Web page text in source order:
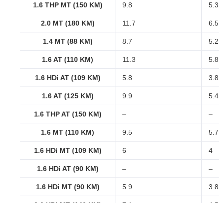
1.6 THP MT (150 KM) 9.8 5.3
2.0 MT (180 KM) 11.7 6.5
1.4 MT (88 KM) 8.7 5.2
1.6 AT (110 KM) 11.3 5.8
1.6 HDi AT (109 KM) 5.8 3.8
1.6 AT (125 KM) 9.9 5.4
1.6 THP AT (150 KM) – –
1.6 MT (110 KM) 9.5 5.7
1.6 HDi MT (109 KM) 6 4
1.6 HDi AT (90 KM) – –
1.6 HDi MT (90 KM) 5.9 3.8